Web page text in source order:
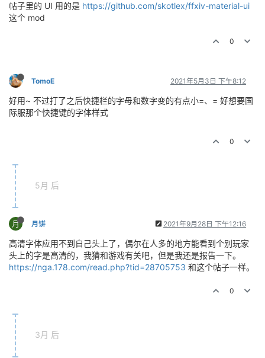
帖子里的 UI 用的是 https://github.com/skotlex/ffxiv-material-ui
这个 mod
0
TomoE 2021年5月3日 下午8:12
好用~ 不过打了之后快捷栏的字母和数字变的有点小=、= 好想要国
际服那个快捷键的字体样式
0
5月 后
月 月饼 2021年9月28日 下午12:16
高清字体应用不到自己头上了，偶尔在人多的地方能看到个别玩家
头上的字是高清的，我猜和游戏有关吧，但是我还是报告一下。
https://nga.178.com/read.php?tid=28705753 和这个帖子一样。
0
3月 后